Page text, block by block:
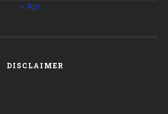
« Apr
DISCLAIMER